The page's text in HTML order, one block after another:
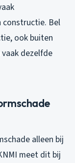
constructie. Bel
ook buiten
dezelfde
alleen bij
meet dit bij